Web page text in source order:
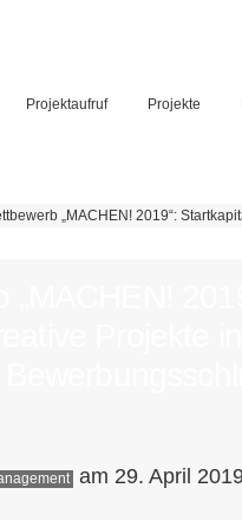
Projektaufruf Projekte
„MACHEN! 2019“:
am 29. April